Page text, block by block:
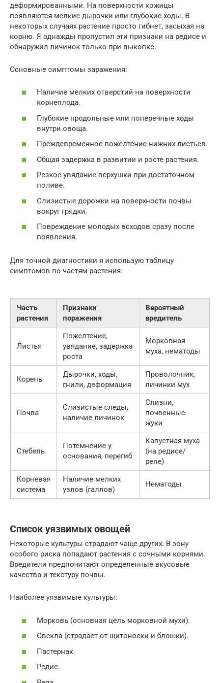
деформированными. На поверхности кожицы
появляются мелкие дырочки или глубокие ходы. В
некоторых случаях растение просто гибнет, засыхая на
корню. Я однажды пропустил эти признаки на редисе и
обнаружил личинок только при выкопке.
Основные симптомы заражения:
Наличие мелких отверстий на поверхности
корнеплода.
Глубокие продольные или поперечные ходы
внутри овоща.
Преждевременное пожелтение нижних листьев.
Общая задержка в развитии и росте растения.
Резкое увядание верхушки при достаточном
поливе.
Слизистые дорожки на поверхности почвы
вокруг грядки.
Повреждение молодых всходов сразу после
появления.
Для точной диагностики я использую таблицу
симптомов по частям растения:
Часть
растения
Признаки
поражения
Вероятный
вредитель
Листья
Пожелтение,
увядание, задержка
роста
Морковная
муха, нематоды
Корень
Дырочки, ходы,
гнили, деформация
Проволочник,
личинки мух
Почва
Слизистые следы,
наличие личинок
Слизни,
почвенные
жуки
Стебель
Потемнение у
основания, перегиб
Капустная муха
(на редисе/
репе)
Корневая
система
Наличие мелких
узлов (галлов)
Нематоды
Список уязвимых овощей
Некоторые культуры страдают чаще других. В зону
особого риска попадают растения с сочными корнями.
Вредители предпочитают определенные вкусовые
качества и текстуру почвы.
Наиболее уязвимые культуры:
Морковь (основная цель морковной мухи).
Свекла (страдает от щитоноски и блошки).
Пастернак.
Редис.